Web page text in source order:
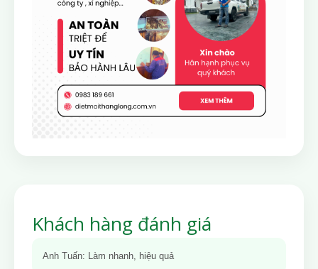
Khách hàng đánh giá
Anh Tuấn: Làm nhanh, hiệu quả